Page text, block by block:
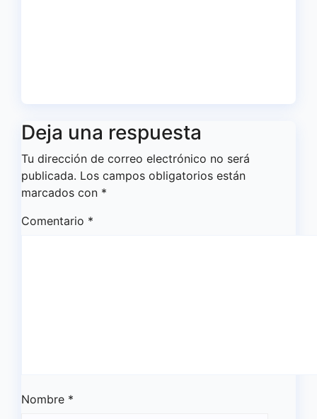
Deja una respuesta
Tu dirección de correo electrónico no será
publicada. Los campos obligatorios están
marcados con *
Comentario *
Nombre *